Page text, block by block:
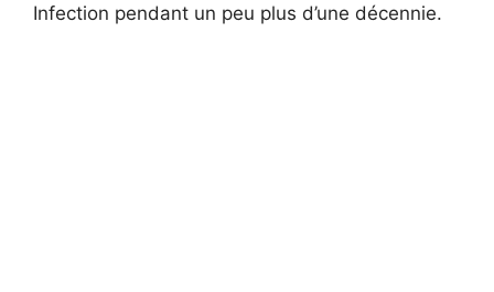
Infection pendant un peu plus d’une décennie.